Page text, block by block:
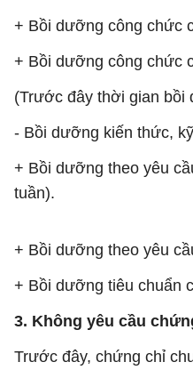
+ Bồi dưỡng công chức
+ Bồi dưỡng công chức
(Trước đây thời gian bồi
- Bồi dưỡng kiến thức,
+ Bồi dưỡng theo yêu
tuần).
+ Bồi dưỡng theo yêu
+ Bồi dưỡng tiêu chuẩn
3. Không yêu cầu
Trước đây, chứng chỉ